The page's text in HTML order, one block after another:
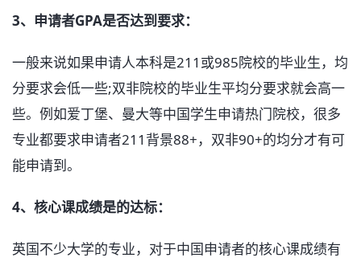
3、申请者GPA是否达到要求：
一般来说如果申请人本科是211或985院校的毕业生，均
分要求会低一些;双非院校的毕业生平均分要求就会高一
些。例如爱丁堡、曼大等中国学生申请热门院校，很多
专业都要求申请者211背景88+，双非90+的均分才有可
能申请到。
4、核心课成绩是的达标：
英国不少大学的专业，对于中国申请者的核心课成绩有